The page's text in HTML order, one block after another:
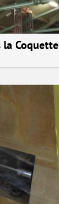
la Coquette